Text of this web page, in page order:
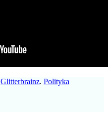
Glitterbrainz. Polityka